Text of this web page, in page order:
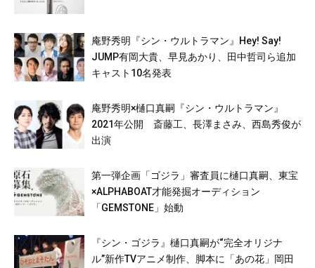
庵野秀明『シン・ウルトラマン』Hey! Say!
JUMP有岡大貴、早見あかり、田中哲司ら追加
キャスト10名発表
庵野秀明×樋口真嗣『シン・ウルトラマン』
2021年公開 斎藤工、長澤まさみ、西島秀俊が
出演
第一弾企画「ゴジラ」審査員に樋口真嗣、東宝
×ALPHABOAT才能発掘オーディション
「GEMSTONE」始動
『シン・ゴジラ』樋口真嗣が“完全オリジナ
ル”新作TVアニメ制作、脚本に「あの花」岡田